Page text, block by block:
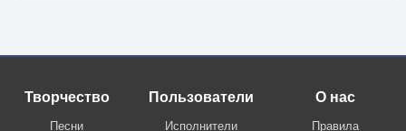
Творчество
Песни
Пользователи
Исполнители
О нас
Правила